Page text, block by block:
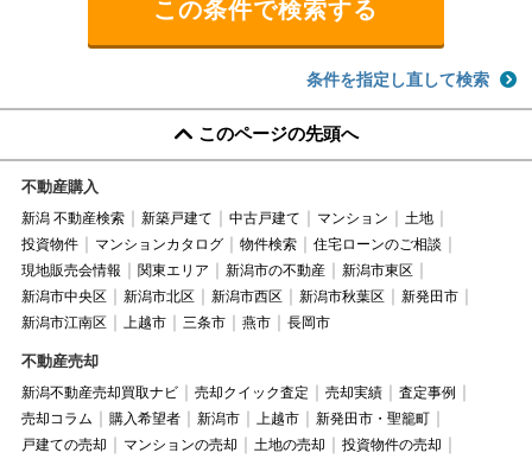
条件を指定し直して検索
このページの先頭へ
不動産購入
新潟 不動産検索 新築戸建て 中古戸建て マンション
土地
投資物件
マンションカタログ 物件検索
住宅ローンのご相談
現地販売会情報
関東エリア 新潟市の不動産
新潟市東区
新潟市中央区
新潟市北区 新潟市西区 新潟市秋葉区
新発田市
新潟市江南区
上越市 三条市 燕市 長岡市
不動産売却
新潟不動産売却買取ナビ 売却クイック査定 売却実績
査定事例
売却コラム
購入希望者 新潟市 上越市
新発田市・聖籠町
戸建ての売却
マンションの売却 土地の売却
投資物件の売却